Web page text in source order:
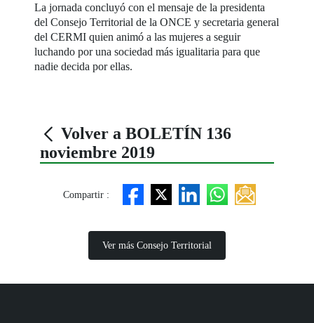
La jornada concluyó con el mensaje de la presidenta
del Consejo Territorial de la ONCE y secretaria general
del CERMI quien animó a las mujeres a seguir
luchando por una sociedad más igualitaria para que
nadie decida por ellas.
Volver a BOLETÍN 136
noviembre 2019
Compartir :
Ver más Consejo Territorial